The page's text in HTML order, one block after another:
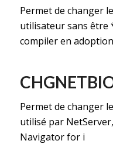
Permet de changer
utilisateur sans être
compiler en
Permet de changer
utilisé par
Navigator for i